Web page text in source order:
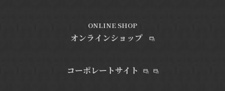
ONLINE SHOP
オンラインショップ
コーポレートサイト